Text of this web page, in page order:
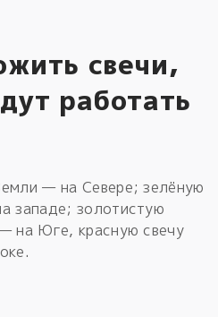
свечи,
работать
— на Севере; зелёную
западе; золотистую
на Юге, красную свечу